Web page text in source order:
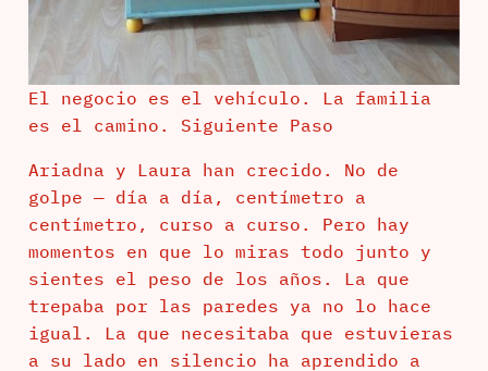
El negocio es el vehículo. La familia
es el camino. Siguiente Paso
Ariadna y Laura han crecido. No de
golpe — día a día, centímetro a
centímetro, curso a curso. Pero hay
momentos en que lo miras todo junto y
sientes el peso de los años. La que
trepaba por las paredes ya no lo hace
igual. La que necesitaba que estuvieras
a su lado en silencio ha aprendido a